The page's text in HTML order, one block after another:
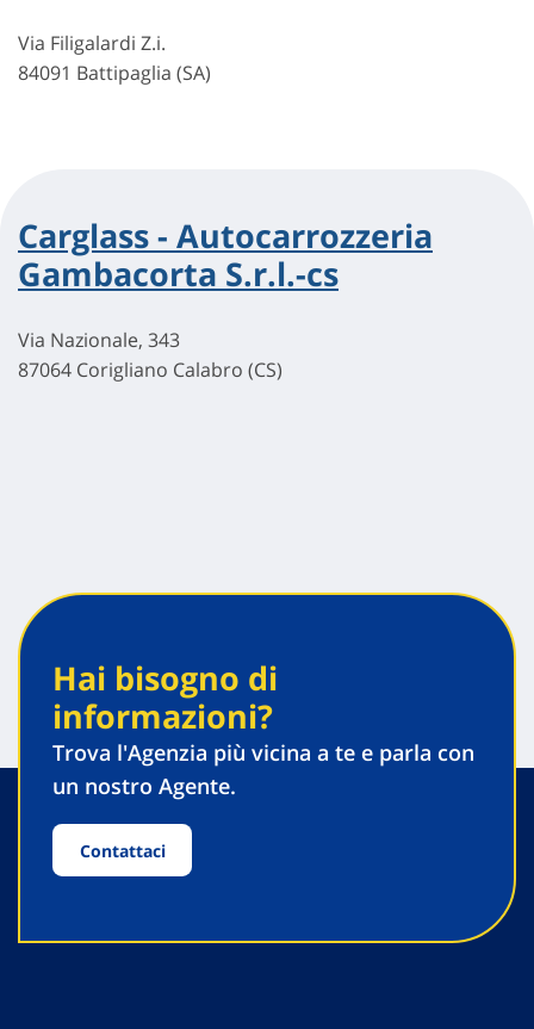
Via Filigalardi Z.i.
84091 Battipaglia (SA)
Carglass - Autocarrozzeria
Gambacorta S.r.l.-cs
Via Nazionale, 343
87064 Corigliano Calabro (CS)
Hai bisogno di
informazioni?
Trova l'Agenzia più vicina a te e parla con
un nostro Agente.
Contattaci